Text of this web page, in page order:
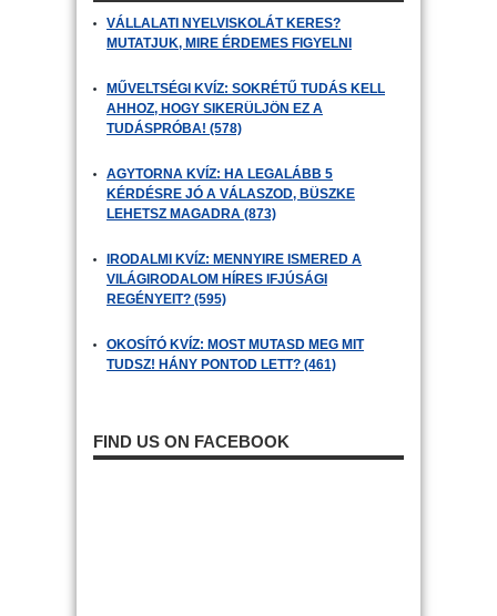
VÁLLALATI NYELVISKOLÁT KERES?
MUTATJUK, MIRE ÉRDEMES FIGYELNI
MŰVELTSÉGI KVÍZ: SOKRÉTŰ TUDÁS KELL
AHHOZ, HOGY SIKERÜLJÖN EZ A
TUDÁSPRÓBA! (578)
AGYTORNA KVÍZ: HA LEGALÁBB 5
KÉRDÉSRE JÓ A VÁLASZOD, BÜSZKE
LEHETSZ MAGADRA (873)
IRODALMI KVÍZ: MENNYIRE ISMERED A
VILÁGIRODALOM HÍRES IFJÚSÁGI
REGÉNYEIT? (595)
OKOSÍTÓ KVÍZ: MOST MUTASD MEG MIT
TUDSZ! HÁNY PONTOD LETT? (461)
FIND US ON FACEBOOK